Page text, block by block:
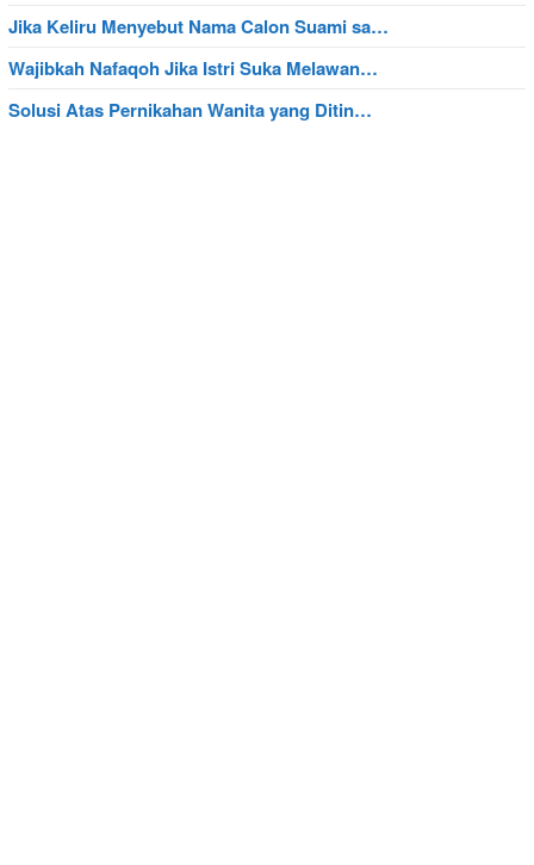
Jika Keliru Menyebut Nama Calon Suami sa…
Wajibkah Nafaqoh Jika Istri Suka Melawan…
Solusi Atas Pernikahan Wanita yang Ditin…